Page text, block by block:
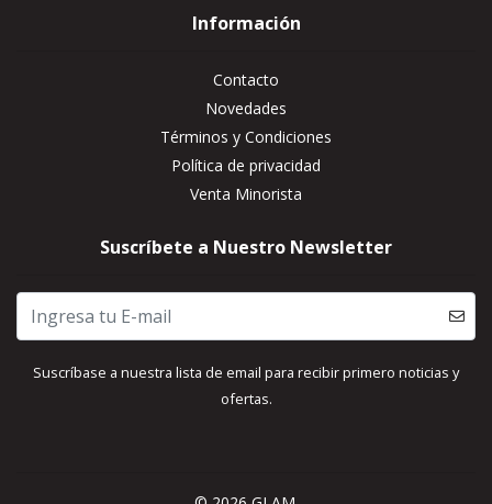
Información
Contacto
Novedades
Términos y Condiciones
Política de privacidad
Venta Minorista
Suscríbete a Nuestro Newsletter
Suscríbase a nuestra lista de email para recibir primero noticias y
ofertas.